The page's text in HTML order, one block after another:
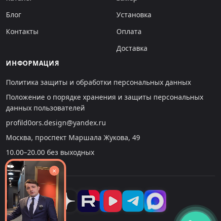
Блог
Контакты
Установка
Оплата
Доставка
ИНФОРМАЦИЯ
Политика защиты и обработки персональных данных
Положение о порядке хранения и защиты персональных
данных пользователей
profild0ors.design@yandex.ru
Москва, проспект Маршала Жукова, 49
10.00–20.00 без выходных
×